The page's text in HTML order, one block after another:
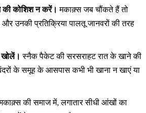
की कोशिश न करें। मकाक़्स जब चौंकते हैं तो
उनकी प्रतिक्रिया पालतू जानवरों की तरह
खोलें। स्नैक पैकेट की सरसराहट रात के खाने की
के समूह के आसपास कभी भी खाना न खाएं या
की समाज में, लगातार सीधी आंखों का